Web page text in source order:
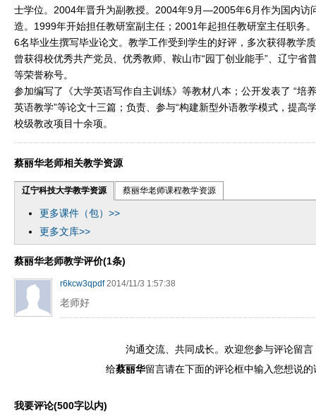
士学位。2004年晋升为副教授。2004年9月—2005年6月作为国内访
造。1999年开始担任教研室副主任；2001年起担任教研室主任职务
6名毕业生撰写毕业论文。教学工作受到学生的好评，多次获得教学
曾获得校优秀共产党员、优秀教师、鞍山市“园丁创业能手”、辽宁省
等荣誉称号。
参加编写了《大学英语写作自主训练》等教材八本；公开发表了 “培
英语教学”等论文十三篇；负责、参与“构建新型外语教学模式，提高
校级教改项目十余项。
蔡丽华老师相关教学资源
辽宁科技大学教学资源 蔡丽华老师课程教学资源
更多课件（包）>>
更多文库>>
蔡丽华老师教学评价(1条)
r6kcw3qpdf2014/11/3 1:57:38
老师好
沟通交流、共同成长。欢迎您参与评论留言
给蔡丽华留言请在下面的评论框中输入您想说的
我要评论(500字以内)